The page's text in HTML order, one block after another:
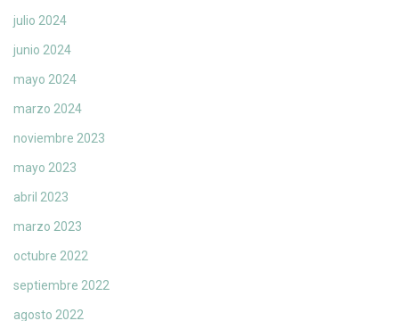
julio 2024
junio 2024
mayo 2024
marzo 2024
noviembre 2023
mayo 2023
abril 2023
marzo 2023
octubre 2022
septiembre 2022
agosto 2022